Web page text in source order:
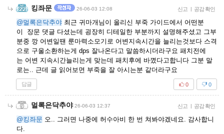
킹좌문 26-06-03 12:08 신고 | 공감 확인
@멀록은닥추야 최근 귀마개님이 올리신 부죽 가이드에서 어떤분
이 장문 댓글 다셨는데 굉장히 디테일한 부분까지 설명해주셨고 그부
분중 깡 어변일땐 룬마력소모기로 어변지속시간을 늘리는것보다 스격
으로 구울소환하는게 dps 잘나온다고 말씀하시더라구요 패치전에
는 어변 지속시간늘리는게 맞는데 패치후에 바꼈다고합니다 그분 말
로는.. 근데 글 읽어보면 부죽을 잘 아시는분 같더라구요
답글 0
0
멀록은닥추야 26-06-03 12:37 신고 | 공감 확인
@킹좌문 오.. 그러면 나중에 허수아비 한 번 쳐봐야겠네요. 감사합니
다.